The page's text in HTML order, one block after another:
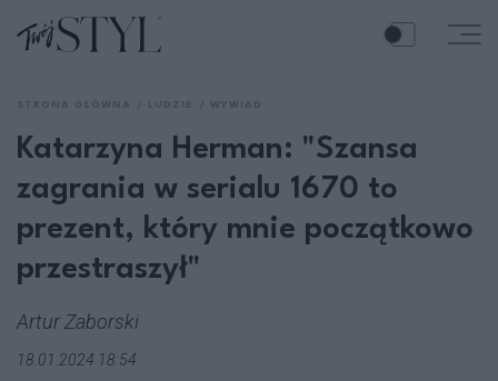
Katarzyna Herman: "Szansa
zagrania w serialu 1670 to
prezent, który mnie początkowo
przestraszył"
Artur Zaborski
18.01.2024 18:54